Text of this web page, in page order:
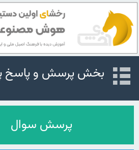
بخش پرسش و پاسخ
پرسش سوال